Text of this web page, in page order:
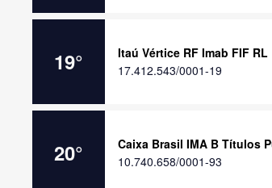
19°
Itaú Vértice RF Imab FIF RL
17.412.543/0001-19
20°
Caixa Brasil IMA B Títulos
10.740.658/0001-93